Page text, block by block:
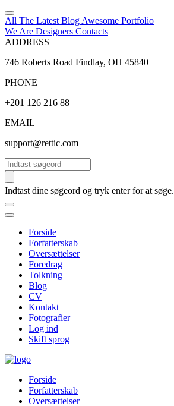
All The Latest Blog Awesome Portfolio
We Are Designers Contacts
ADDRESS
746 Roberts Road Findlay, OH 45840
PHONE
+201 126 216 88
EMAIL
support@rettic.com
Søg
Indtast dine søgeord og tryk enter for at søge.
Forside
Forfatterskab
Oversættelser
Foredrag
Tolkning
Blog
CV
Kontakt
Fotografier
Log ind
Skift sprog
Forside
Forfatterskab
Oversættelser